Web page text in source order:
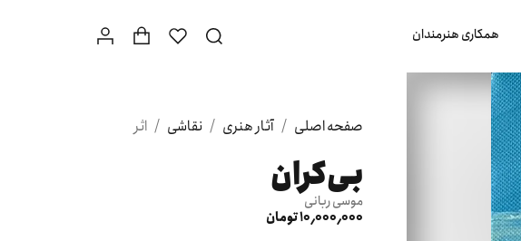
همکاری هنرمندان
صفحه اصلی / آثار هنری / نقاشی / اثر
بی‌کران
موسی ربانی
10٬000٬000 تومان